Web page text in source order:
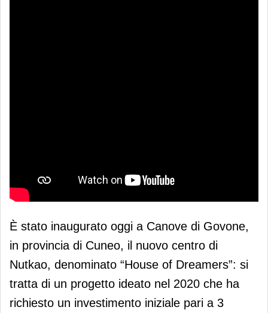
È stato inaugurato oggi a Canove di Govone,
in provincia di Cuneo, il nuovo centro di
Nutkao, denominato “House of Dreamers”: si
tratta di un progetto ideato nel 2020 che ha
richiesto un investimento iniziale pari a 3